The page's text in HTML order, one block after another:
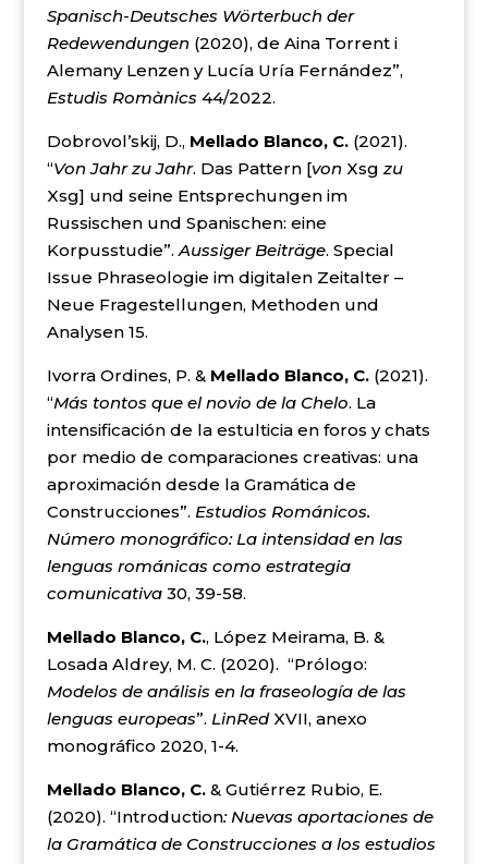
Spanisch-Deutsches Wörterbuch der
Redewendungen (2020), de Aina Torrent i
Alemany Lenzen y Lucía Uría Fernández”,
Estudis Romànics 44/2022.
Dobrovol’skij, D., Mellado Blanco, C.(2021).
“Von Jahr zu Jahr. Das Pattern [von Xsgzu
Xsg] und seine Entsprechungen im
Russischen und Spanischen: eine
Korpusstudie”.Aussiger Beiträge. Special
Issue Phraseologie im digitalen Zeitalter –
Neue Fragestellungen, Methoden und
Analysen 15.
Ivorra Ordines, P. & Mellado Blanco, C.(2021).
“Más tontos que el novio de la Chelo. La
intensificación de la estulticia en foros y chats
por medio de comparaciones creativas: una
aproximación desde la Gramática de
Construcciones”. Estudios Románicos.
Número monográfico: La intensidad en las
lenguas románicas como estrategia
comunicativa30, 39-58.
Mellado Blanco, C., López Meirama, B. &
Losada Aldrey, M. C. (2020). “Prólogo:
Modelos de análisis en la fraseología de las
lenguas europeas”. LinRed XVII, anexo
monográfico 2020, 1-4.
Mellado Blanco, C.& Gutiérrez Rubio, E.
(2020). “Introduction: Nuevas aportaciones de
la Gramática de Construcciones a los estudios